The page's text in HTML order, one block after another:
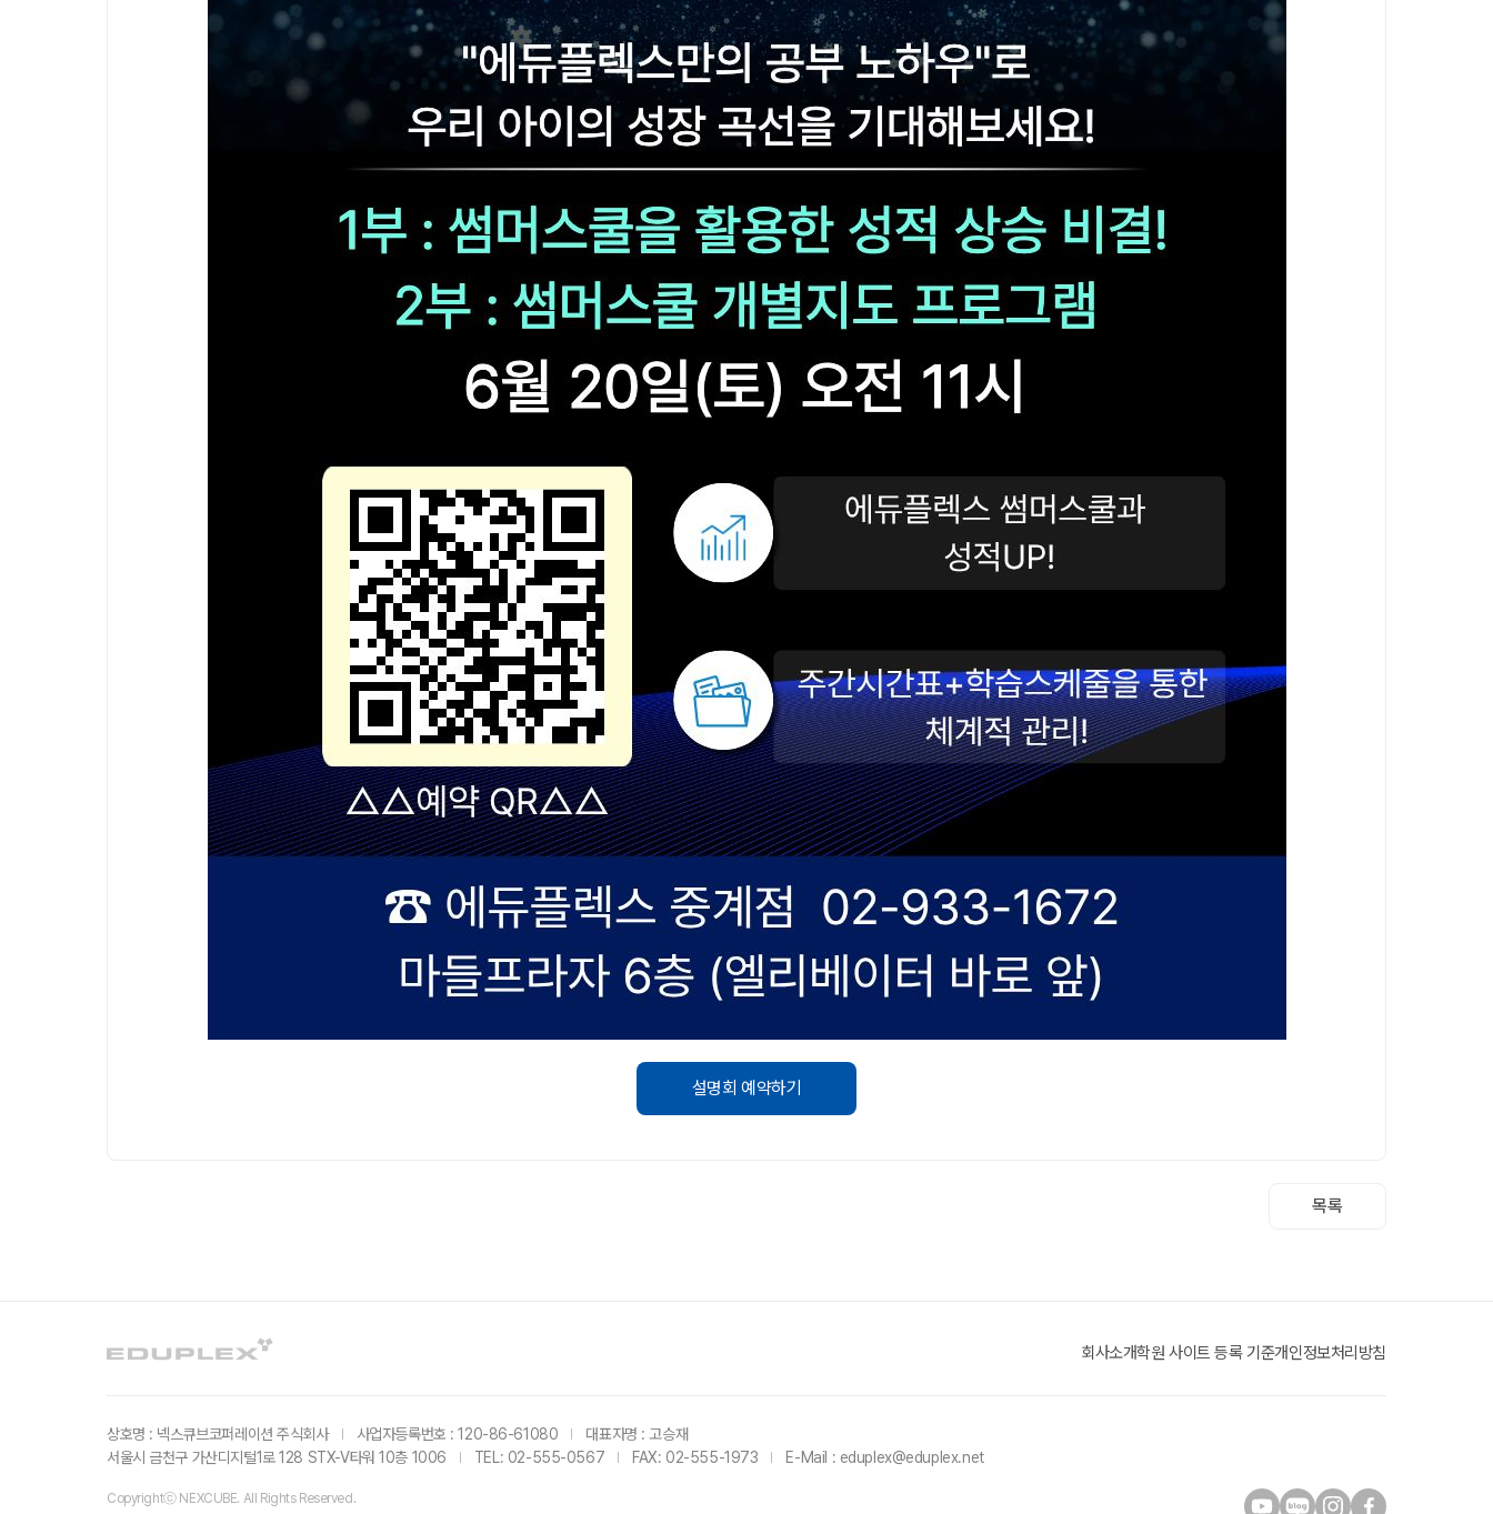
설명회 예약하기
목록
회사소개학원 사이트 등록 기준개인정보처리방침
상호명 : 넥스큐브코퍼레이션 주식회사 사업자등록번호 : 120-86-61080
대표자명 : 고승재
서울시 금천구 가산디지털1로 128 STX-V타워 10층 1006
TEL: 02-555-0567 FAX: 02-555-1973 E-Mail : eduplex@eduplex.net
Copyrightⓒ NEXCUBE. All Rights Reserved.